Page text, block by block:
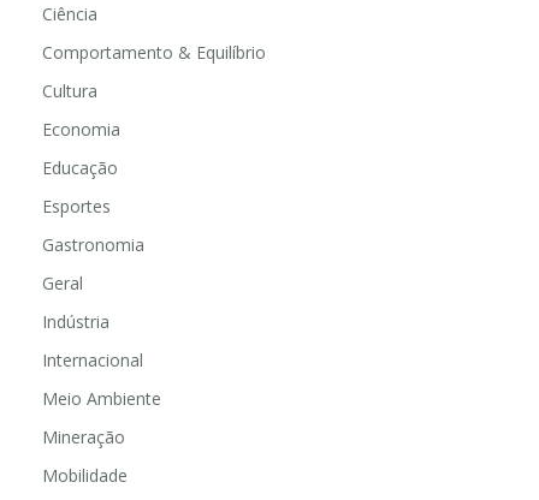
Ciência
Comportamento & Equilíbrio
Cultura
Economia
Educação
Esportes
Gastronomia
Geral
Indústria
Internacional
Meio Ambiente
Mineração
Mobilidade